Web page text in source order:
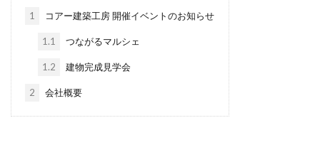
1 コアー建築工房 開催イベントのお知らせ
1.1 つながるマルシェ
1.2 建物完成見学会
2 会社概要